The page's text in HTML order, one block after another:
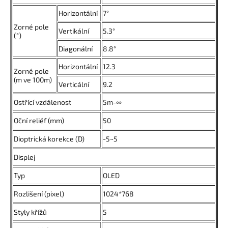
Zorné pole
(°)
Horizontální 7°
Vertikální 5.3°
Diagonální 8.8°
Zorné pole
(m ve 100m)
Horizontální 12.3
Verticální 9.2
Ostřící vzdálenost 5m-∞
Oční reliéf (mm) 50
Dioptrická korekce (D) -5~5
Displej
Typ OLED
Rozlišení (pixel) 1024*768
Styly křížů 5